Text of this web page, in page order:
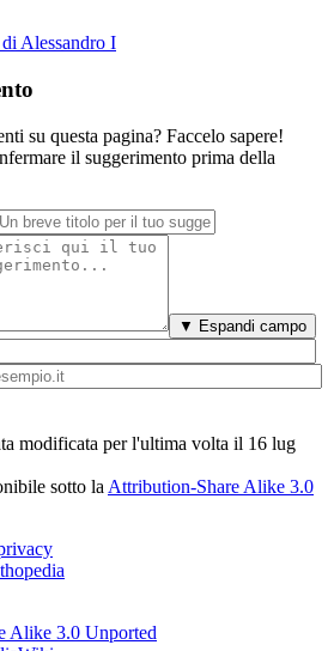
Alessandro I
su questa pagina? Faccelo sapere!
il suggerimento prima della
▼ Espandi campo
modificata per l'ultima volta il 16 lug
sotto la Attribution-Share Alike 3.0